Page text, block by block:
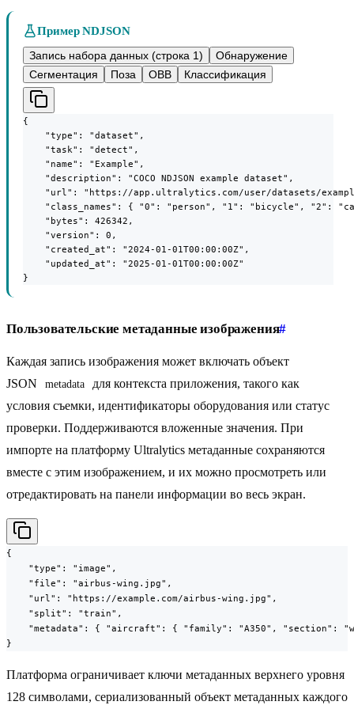
Пример NDJSON
Запись набора данных (строка 1)
Обнаружение
Сегментация
Поза OBB Классификация
{
    "type": "dataset",
    "task": "detect",
    "name": "Example",
    "description": "COCO NDJSON example dataset",
"url": "https://app.ultralytics.com/user/datasets/
"class_names": { "0": "person", "1": "bicycle", "2":
    "bytes": 426342,
    "version": 0,
    "created_at": "2024-01-01T00:00:00Z",
    "updated_at": "2025-01-01T00:00:00Z"
}
Пользовательские метаданные изображения#
Каждая запись изображения может включать объект
JSON
metadata
для контекста приложения, такого как
условия съемки, идентификаторы оборудования или статус
проверки. Поддерживаются вложенные значения. При
импорте на платформу Ultralytics метаданные сохраняются
вместе с этим изображением, и их можно просмотреть или
отредактировать на панели информации во весь экран.
{
    "type": "image",
    "file": "airbus-wing.jpg",
    "url": "https://example.com/airbus-wing.jpg",
    "split": "train",
"metadata": { "aircraft": { "family": "A350", "section":
}
Платформа ограничивает ключи метаданных верхнего уровня
128 символами, сериализованный объект метаданных каждого